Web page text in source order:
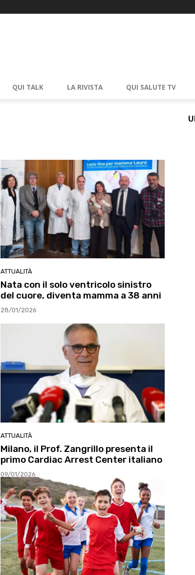
QUI TALK LA RIVISTA QUI SALUTE TV
ATTUALITÀ
Nata con il solo ventricolo sinistro
del cuore, diventa mamma a 38 anni
28/01/2026
ATTUALITÀ
Milano, il Prof. Zangrillo presenta il
primo Cardiac Arrest Center italiano
09/01/2026